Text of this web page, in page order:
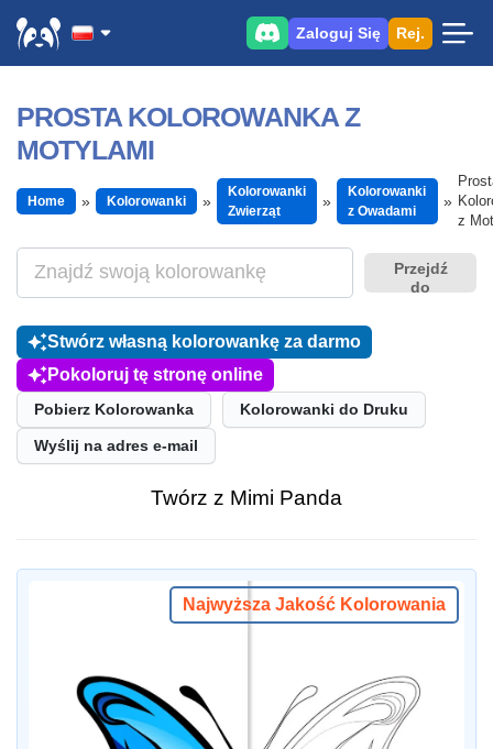
Zaloguj Się Rej.
PROSTA KOLOROWANKA Z
MOTYLAMI
Home Kolorowanki
Kolorowanki
Zwierząt
Kolorowanki
z Owadami
z
Przejdź
do
Stwórz własną kolorowankę za darmo
Pokoloruj tę stronę online
Pobierz Kolorowanka Kolorowanki do Druku
Wyślij na adres e-mail
Twórz z Mimi Panda
Najwyższa Jakość Kolorowania